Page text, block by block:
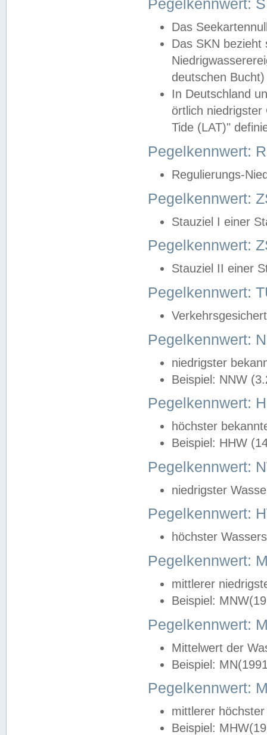
Pegelkennwert:
Das
Das SKN
deutschen
In Deutschland
örtlich
Tide (LAT)"
Pegelkennwert:
Regulierungs-
Pegelkennwert:
Stauziel I einer
Pegelkennwert:
Stauziel II einer
Pegelkennwert:
Pegelkennwert:
niedrigster
Beispiel: NNW
Pegelkennwert:
höchster
Beispiel: HHW
Pegelkennwert:
niedrigster
Pegelkennwert:
höchster
Pegelkennwert:
mittlerer
Beispiel:
Pegelkennwert:
Mittelwert der
Beispiel:
Pegelkennwert:
mittlerer
Beispiel: